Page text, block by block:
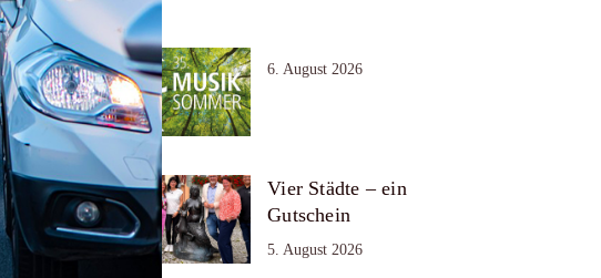
6. August 2026
Vier Städte – ein
Gutschein
5. August 2026